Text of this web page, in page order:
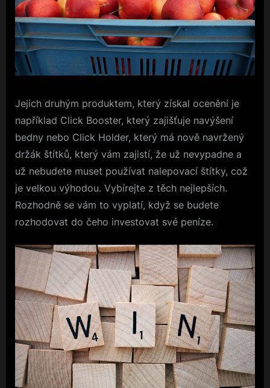
Jejich druhým produktem, který získal ocenění je
například Click Booster, který zajišťuje navýšení
bedny nebo Click Holder, který má nově navržený
držák štítků, který vám zajistí, že už nevypadne a
už nebudete muset používat nalepovací štítky, což
je velkou výhodou. Vybírejte z těch nejlepších.
Rozhodně se vám to vyplatí, když se budete
rozhodovat do čeho investovat své peníze.